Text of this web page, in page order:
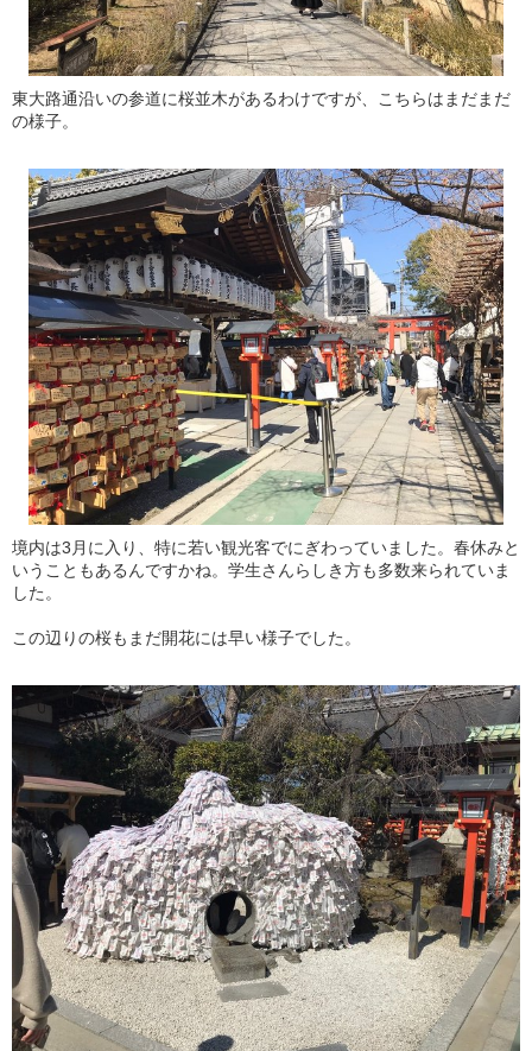
東大路通沿いの参道に桜並木があるわけですが、こちらはまだまだ
の様子。
境内は3月に入り、特に若い観光客でにぎわっていました。春休みと
いうこともあるんですかね。学生さんらしき方も多数来られていま
した。
この辺りの桜もまだ開花には早い様子でした。